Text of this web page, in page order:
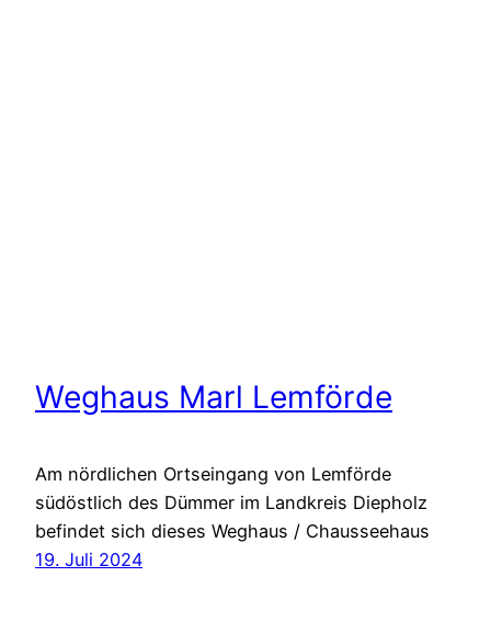
Weghaus Marl Lemförde
Am nördlichen Ortseingang von Lemförde
südöstlich des Dümmer im Landkreis Diepholz
befindet sich dieses Weghaus / Chausseehaus
19. Juli 2024